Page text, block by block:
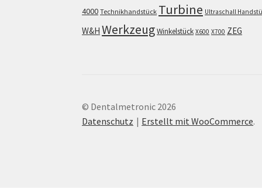
4000 Technikhandstück Turbine Ultraschall
W&H WerkzeugWinkelstück X600 X700 ZEG
© Dentalmetronic 2026
Datenschutz
Erstellt mit WooCommerce.